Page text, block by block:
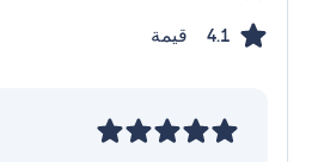
4.1 قيمة